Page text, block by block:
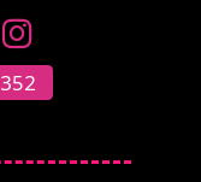
352